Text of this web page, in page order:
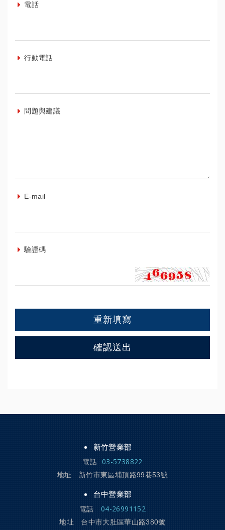
電話
行動電話
問題與建議
E-mail
驗證碼
重新填寫
確認送出
新竹營業部
電話 03-5738822
地址 新竹市東區埔頂路99巷53號
台中營業部
電話 04-26991152
地址 台中市大肚區華山路380號